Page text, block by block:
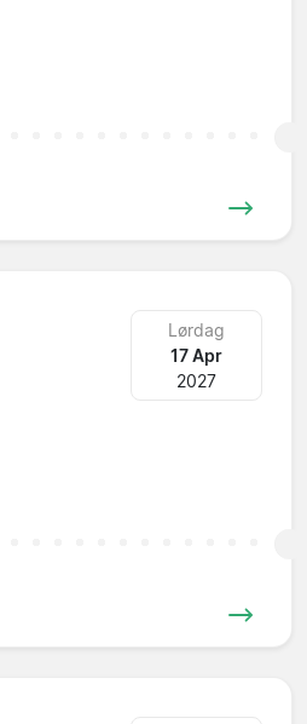
Lørdag
17 Apr
2027